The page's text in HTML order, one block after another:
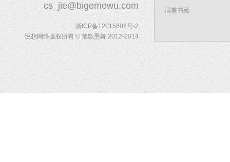
cs_jie@bigemowu.com
浙ICP备12015802号-2
悦想网络版权所有 © 笔歌墨舞 2012-2014
满堂书苑